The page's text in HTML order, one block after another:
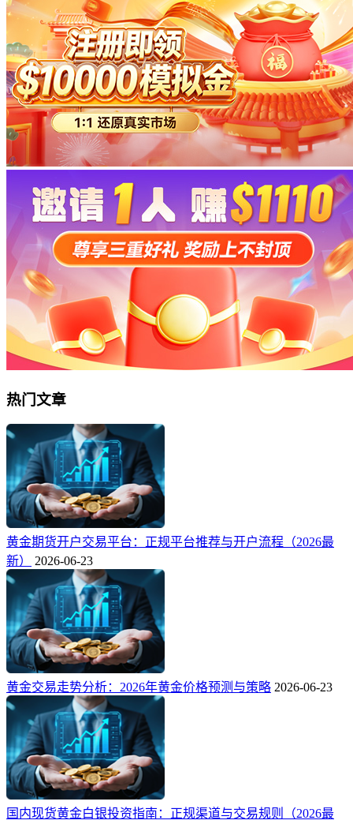
热门文章
黄金期货开户交易平台：正规平台推荐与开户流程（2026最
新）
2026-06-23
黄金交易走势分析：2026年黄金价格预测与策略 2026-06-23
国内现货黄金白银投资指南：正规渠道与交易规则（2026最